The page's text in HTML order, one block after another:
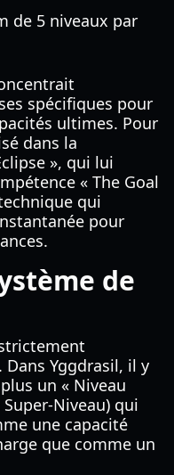
de 5 niveaux par
spécifiques pour
ultimes. Pour
dans la
», qui lui
« The Goal
qui
pour
de
Yggdrasil, il y
un « Niveau
Niveau) qui
une capacité
que comme un